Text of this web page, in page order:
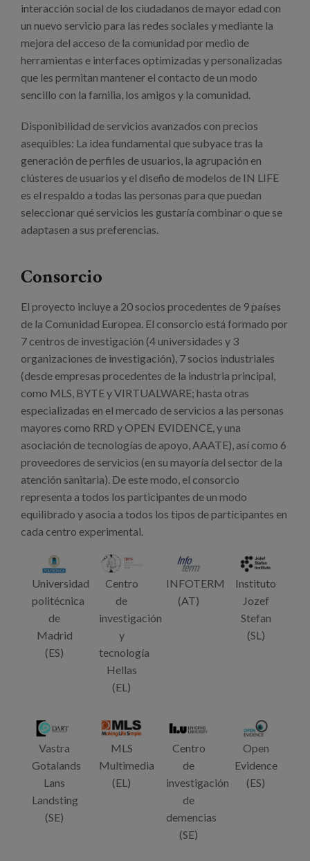
interacción social de los ciudadanos de mayor edad con
un nuevo servicio para las redes sociales y mediante la
mejora del acceso de la comunidad por medio de
herramientas e interfaces optimizadas y personalizadas
que les permitan mantener el contacto de un modo
sencillo con la familia, los amigos y la comunidad.
Disponibilidad de servicios avanzados con precios
asequibles: La idea fundamental que subyace tras la
generación de perfiles de usuarios, la agrupación en
clústeres de usuarios y el diseño de modelos de IN LIFE
es el respaldo a todas las personas para que puedan
seleccionar qué servicios les gustaría combinar o que se
adaptasen a sus preferencias.
Consorcio
El proyecto incluye a 20 socios procedentes de 9 países
de la Comunidad Europea. El consorcio está formado por
7 centros de investigación (4 universidades y 3
organizaciones de investigación), 7 socios industriales
(desde empresas procedentes de la industria principal,
como MLS, BYTE y VIRTUALWARE; hasta otras
especializadas en el mercado de servicios a las personas
mayores como RRD y OPEN EVIDENCE, y una
asociación de tecnologías de apoyo, AAATE), así como 6
proveedores de servicios (en su mayoría del sector de la
atención sanitaria). De este modo, el consorcio
representa a todos los participantes de un modo
equilibrado y asocia a todos los tipos de participantes en
cada centro experimental.
Universidad
politécnica
de
Madrid
(ES)
Centro
de
investigación
y
tecnología
Hellas
(EL)
INFOTERM
(AT)
Instituto
Jozef
Stefan
(SL)
Vastra
Gotalands
Lans
Landsting
(SE)
MLS
Multimedia
(EL)
Centro
de
investigación
de
demencias
(SE)
Open
Evidence
(ES)